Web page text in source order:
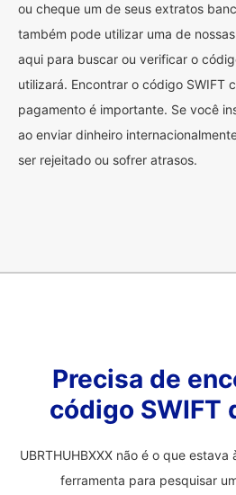
ou cheque um de seus extratos
também pode utilizar uma de
aqui para buscar ou verificar o
utilizará. Encontrar o código SWIFT
pagamento é importante. Se você
ao enviar dinheiro
ser rejeitado ou sofrer atrasos.
Precisa de
código SWIFT
UBRTHUHBXXX não é o que
ferramenta para pesquisar